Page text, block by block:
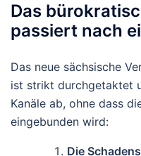
Das
passiert nach
Das neue sächsische
ist strikt durchgetaktet
Kanäle ab, ohne dass
eingebunden wird:
Die